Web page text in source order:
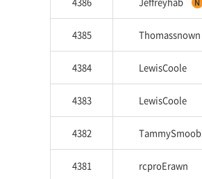
4385 Thomassnown
4384 LewisCoole
4383 LewisCoole
4382 TammySmoob
4381 rcproErawn